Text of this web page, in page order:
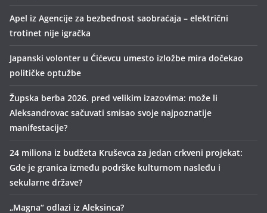
Apel iz Agencije za bezbednost saobraćaja – električni
trotinet nije igračka
Japanski volonter u Ćićevcu umesto izložbe mira dočekao
političke optužbe
Župska berba 2026. pred velikim izazovima: može li
Aleksandrovac sačuvati smisao svoje najpoznatije
manifestacije?
24 miliona iz budžeta Kruševca za jedan crkveni projekat:
Gde je granica između podrške kulturnom nasleđu i
sekularne države?
„Magna“ odlazi iz Aleksinca?